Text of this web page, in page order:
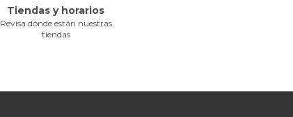
Tiendas y horarios
Revisa dónde están nuestras
tiendas